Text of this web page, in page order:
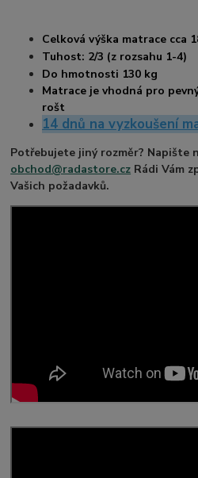
Celková výška matrace cca
Tuhost: 2/3 (z rozsahu 1-4)
Do hmotnosti 130 kg
Matrace je vhodná pro
rošt
14 dnů na vyzkoušení
Potřebujete jiný rozměr? Napište
obchod@radastore.cz Rádi Vám
Vašich požadavků.